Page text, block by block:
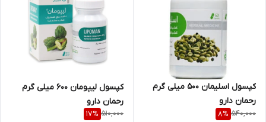
کپسول اسلیمان 500 میلی گرم
رحمان دارو
540,000
8%
کپسول لیپومان 600 میلی گرم
رحمان دارو
510,000
17%